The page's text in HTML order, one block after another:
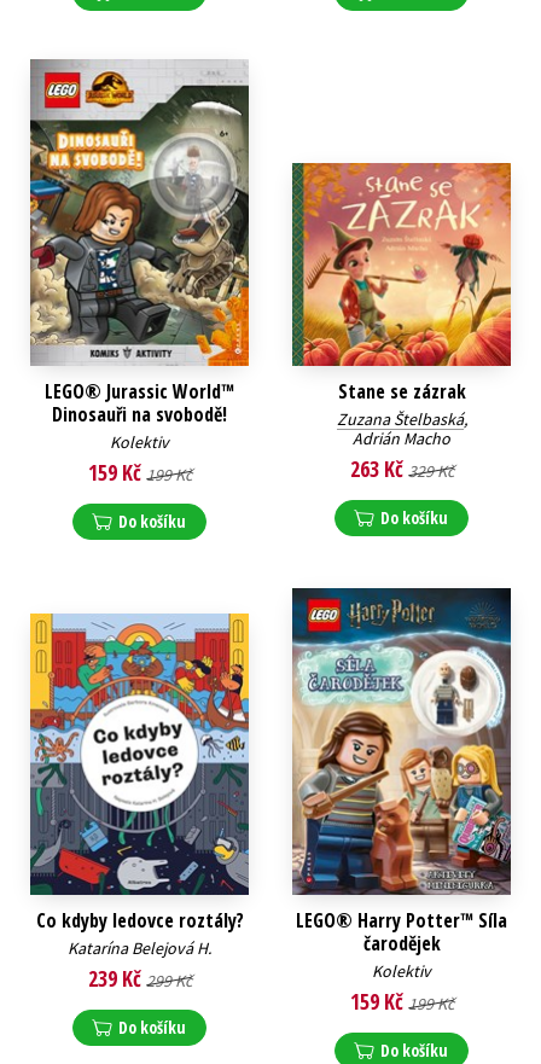
LEGO® Jurassic World™
Dinosauři na svobodě!
Kolektiv
159 Kč 199 Kč
Do košíku
Stane se zázrak
Zuzana Štelbaská,
Adrián Macho
263 Kč 329 Kč
Do košíku
Co kdyby ledovce roztály?
Katarína Belejová H.
239 Kč 299 Kč
Do košíku
LEGO® Harry Potter™ Síla
čarodějek
Kolektiv
159 Kč 199 Kč
Do košíku